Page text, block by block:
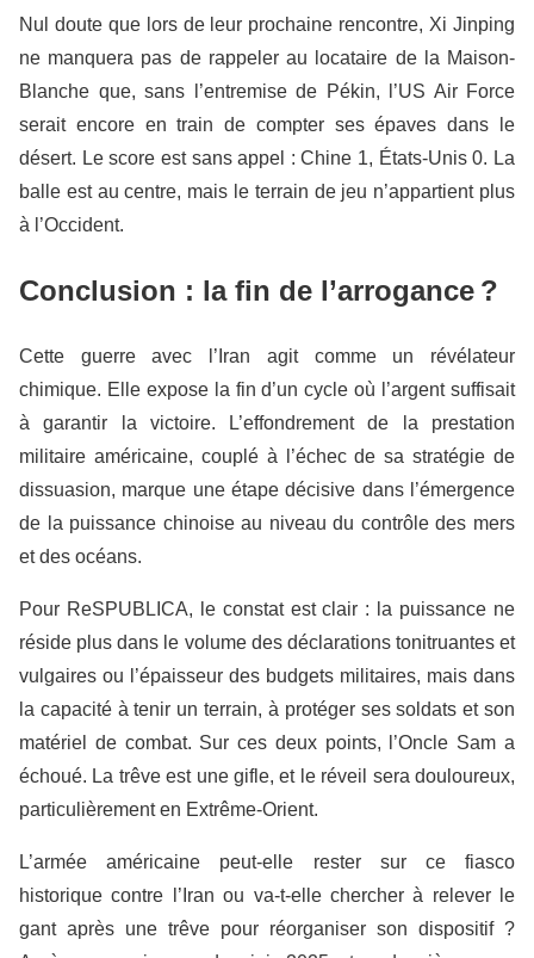
Nul doute que lors de leur prochaine rencontre, Xi Jinping
ne manquera pas de rappeler au locataire de la Maison-
Blanche que, sans l’entremise de Pékin, l’US Air Force
serait encore en train de compter ses épaves dans le
désert. Le score est sans appel : Chine 1, États-Unis 0. La
balle est au centre, mais le terrain de jeu n’appartient plus
à l’Occident.
Conclusion : la fin de l’arrogance ?
Cette guerre avec l’Iran agit comme un révélateur
chimique. Elle expose la fin d’un cycle où l’argent suffisait
à garantir la victoire. L’effondrement de la prestation
militaire américaine, couplé à l’échec de sa stratégie de
dissuasion, marque une étape décisive dans l’émergence
de la puissance chinoise au niveau du contrôle des mers
et des océans.
Pour ReSPUBLICA, le constat est clair : la puissance ne
réside plus dans le volume des déclarations tonitruantes et
vulgaires ou l’épaisseur des budgets militaires, mais dans
la capacité à tenir un terrain, à protéger ses soldats et son
matériel de combat. Sur ces deux points, l’Oncle Sam a
échoué. La trêve est une gifle, et le réveil sera douloureux,
particulièrement en Extrême-Orient.
L’armée américaine peut-elle rester sur ce fiasco
historique contre l’Iran ou va-t-elle chercher à relever le
gant après une trêve pour réorganiser son dispositif ?